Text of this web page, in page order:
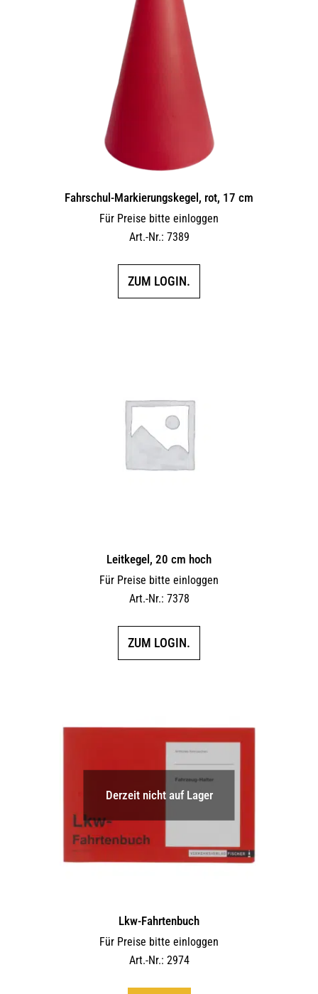
Fahrschul-Markierungskegel, rot, 17 cm
Für Preise bitte einloggen
Art.-Nr.: 7389
ZUM LOGIN.
Leitkegel, 20 cm hoch
Für Preise bitte einloggen
Art.-Nr.: 7378
ZUM LOGIN.
Derzeit nicht auf Lager
Lkw-Fahrtenbuch
Für Preise bitte einloggen
Art.-Nr.: 2974